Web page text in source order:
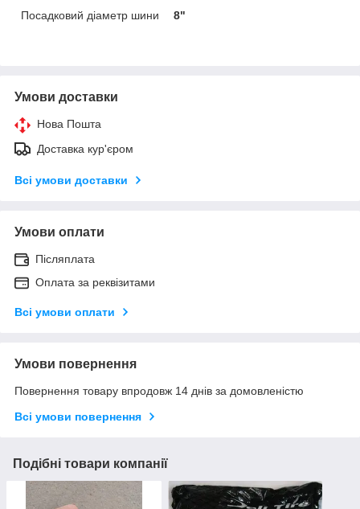
Посадковий діаметр шини
8"
Умови доставки
Нова Пошта
Доставка кур'єром
Всі умови доставки
Умови оплати
Післяплата
Оплата за реквізитами
Всі умови оплати
Умови повернення
Повернення товару впродовж 14 днів за домовленістю
Всі умови повернення
Подібні товари компанії